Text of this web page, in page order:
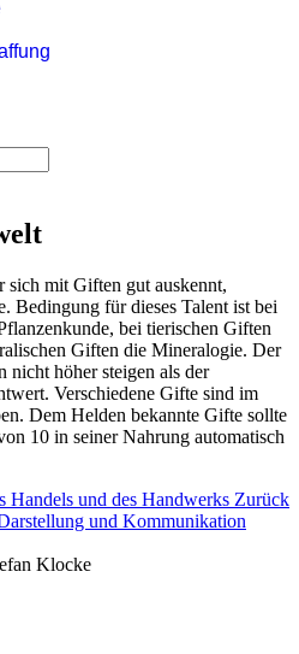
sich mit Giften gut auskennt,
Bedingung für dieses Talent ist bei
bei tierischen Giften
Giften die Mineralogie. Der
nicht höher steigen als der
Verschiedene Gifte sind im
Dem Helden bekannte Gifte sollte
10 in seiner Nahrung automatisch
Handels und des Handwerks Zurück
und Kommunikation
Klocke